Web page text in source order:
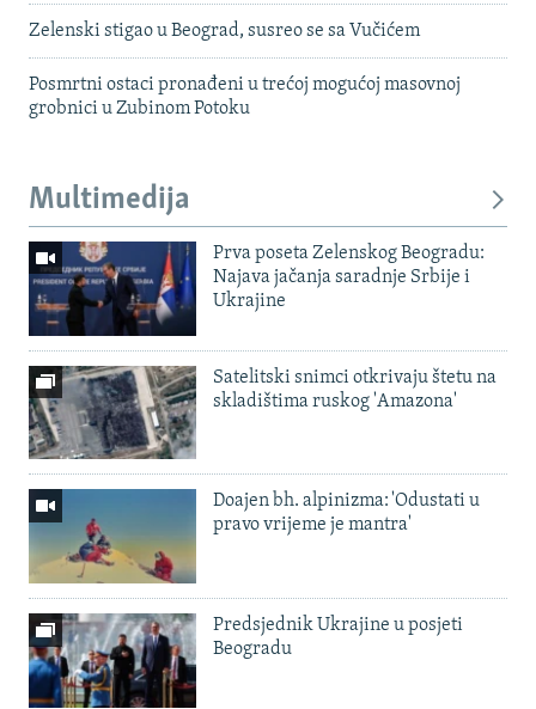
Zelenski stigao u Beograd, susreo se sa Vučićem
Posmrtni ostaci pronađeni u trećoj mogućoj masovnoj
grobnici u Zubinom Potoku
Multimedija
Prva poseta Zelenskog Beogradu:
Najava jačanja saradnje Srbije i
Ukrajine
Satelitski snimci otkrivaju štetu na
skladištima ruskog 'Amazona'
Doajen bh. alpinizma: 'Odustati u
pravo vrijeme je mantra'
Predsjednik Ukrajine u posjeti
Beogradu